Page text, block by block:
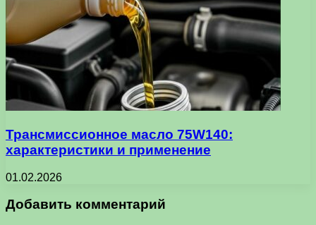
Трансмиссионное масло 75W140:
характеристики и применение
01.02.2026
Добавить комментарий